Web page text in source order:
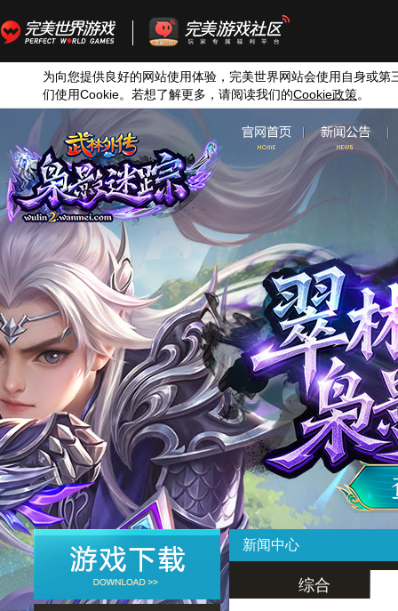
为向您提供良好的网站使用体验，完美世界网站会使用自身或第
们使用Cookie。若想了解更多，请阅读我们的Cookie政策。
新闻中心
综合